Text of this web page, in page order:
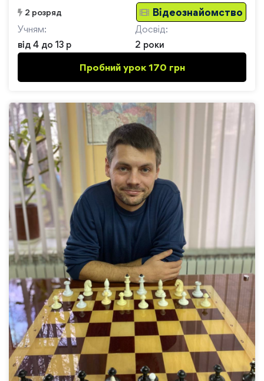
2 розряд Відеознайомство
Учням:
від 4 до 13 р
Досвід:
2 роки
Пробний урок 170 грн